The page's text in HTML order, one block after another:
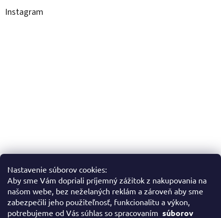
Nastavenie súborov cookies:
Aby sme Vám dopriali príjemný zážitok z nakupovania na
našom webe, bez neželaných reklám a zároveň aby sme
zabezpečili jeho použiteľnosť, funkcionalitu a výkon,
potrebujeme od Vás súhlas so spracovaním súborov
Instagram
Sledovať na Instagrame